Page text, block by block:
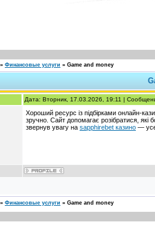
» Финансовые услуги » Game and money
Дата: Вторник, 17.03.2026, 19:11 |
Хороший ресурс із підбірками онлайн-
зручно. Сайт допомагає розібратися, які
звернув увагу на sapphirebet казино — усе
» Финансовые услуги » Game and money